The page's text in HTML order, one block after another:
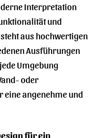
Interpretation
und
aus hochwertigen
Ausführungen
Umgebung
oder
eine angenehme und
für ein